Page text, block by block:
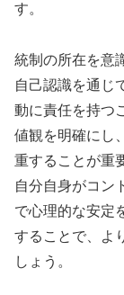
す。
統制の所在を意
自己認識を通じ
動に責任を持つ
値観を明確にし
重することが重
自分自身がコン
で心理的な安定
することで、よ
しょう。